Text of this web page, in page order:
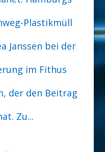
Plastikmüll
Janssen bei der
im Fithus
der den Beitrag
Zu...